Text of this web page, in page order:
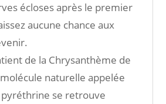
écloses après le premier
aucune chance aux
de la Chrysanthème de
naturelle appelée
se retrouve